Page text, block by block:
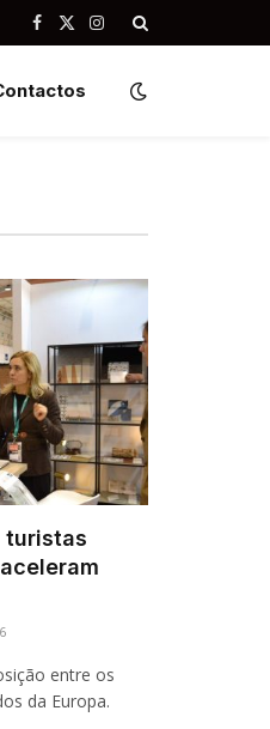
Facebook
X
Instagram
turistas
entre os
da Europa.